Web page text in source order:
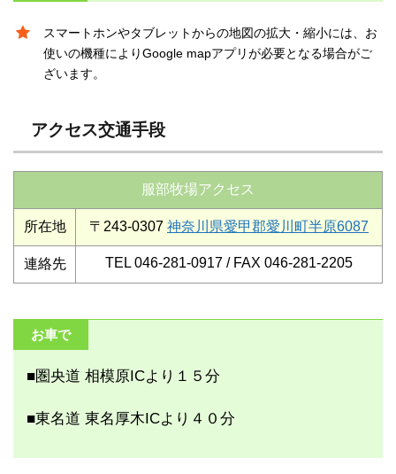
スマートホンやタブレットからの地図の拡大・縮小には、お
使いの機種によりGoogle mapアプリが必要となる場合がご
ざいます。
アクセス交通手段
服部牧場アクセス
所在地 〒243-0307 神奈川県愛甲郡愛川町半原6087
連絡先 TEL 046-281-0917 / FAX 046-281-2205
お車で
■圏央道 相模原ICより１５分
■東名道 東名厚木ICより４０分